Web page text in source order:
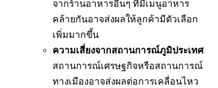
จากร้านอาหารอื่นๆ ที่มีเมนูอาหาร
คล้ายกันอาจส่งผลให้ลูกค้ามีตัวเลือก
เพิ่มมากขึ้น
ความเสี่ยงจากสถานการณ์ภูมิประเทศ
สถานการณ์เศรษฐกิจหรือสถานการณ์
ทางเมืองอาจส่งผลต่อการเคลื่อนไหว